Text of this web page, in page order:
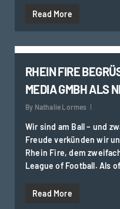
Read More
RHEIN FIRE
MEDIA GMBH ALS
By Nathalie Lormes
Wir sind am Ball – und
Freude verkünden wir
Rhein Fire, dem
League of Football. Als
Read More
0